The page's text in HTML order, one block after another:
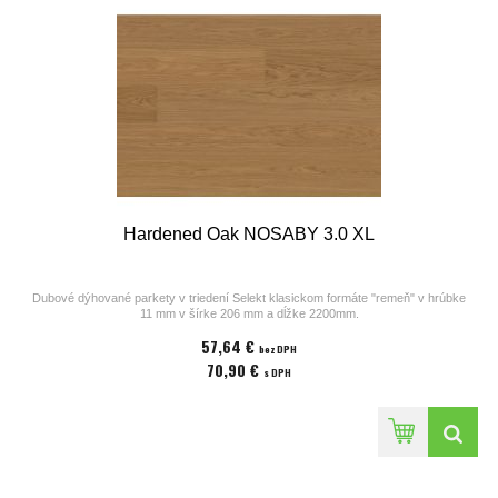
Hardened Oak NOSABY 3.0 XL
Dubové dýhované parkety v triedení Selekt klasickom formáte "remeň" v hrúbke
11 mm v šírke 206 mm a dĺžke 2200mm.
úprava parkiet pozostáva z laku v odtieni
Honey, ostrých hrán a hladkého povrchu bez kartáča. Cena za 1m2
57,64 € bez DPH
70,90 € s DPH